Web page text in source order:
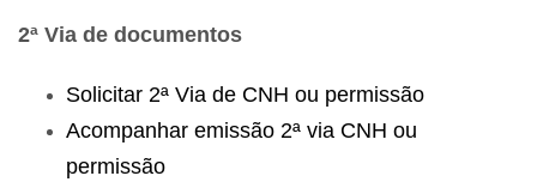
2ª Via de documentos
Solicitar 2ª Via de CNH ou permissão
Acompanhar emissão 2ª via CNH ou
permissão